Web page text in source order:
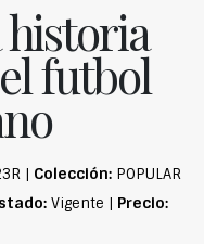
historia
futbol
| Colección: POPULAR
Vigente | Precio: